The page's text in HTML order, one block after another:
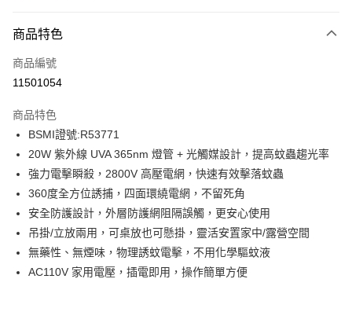
3 期 0 利率 每期
合作金庫商業銀行
上海商業儲蓄銀行
臺灣中小企業銀行
匯豐（台灣）商業銀行
聯邦商業銀行
遠東國際商業銀行
元大商業銀行
永豐商業銀行
玉山商業銀行
星展（台灣）商業銀行
台灣樂天信用卡公司
LINE Pay
Apple Pay
街口支付
悠遊付
ATM付款
運送方式
宅配
商品特色
商品編號
11501054
商品特色
BSMI證號:R53771
20W 紫外線 UVA 365nm 燈管 + 光觸媒設計，提高蚊蟲趨光率
強力電擊瞬殺，2800V 高壓電網，快速有效擊落蚊蟲
360度全方位誘捕，四面環繞電網，不留死角
安全防護設計，外層防護網阻隔誤觸，更安心使用
吊掛/立放兩用，可桌放也可懸掛，靈活安置家中/露營空間
無藥性、無煙味，物理誘蚊電擊，不用化學驅蚊液
AC110V 家用電壓，插電即用，操作簡單方便